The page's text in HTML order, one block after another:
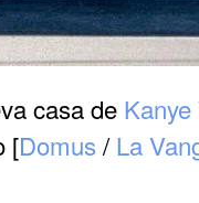
casa de Kanye
[Domus /La